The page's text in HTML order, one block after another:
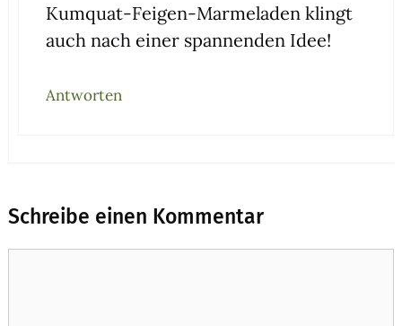
Kum­quat-Fei­gen-Mar­me­la­den klingt
auch nach einer span­nen­den Idee!
Antworten
Schreibe einen Kommentar